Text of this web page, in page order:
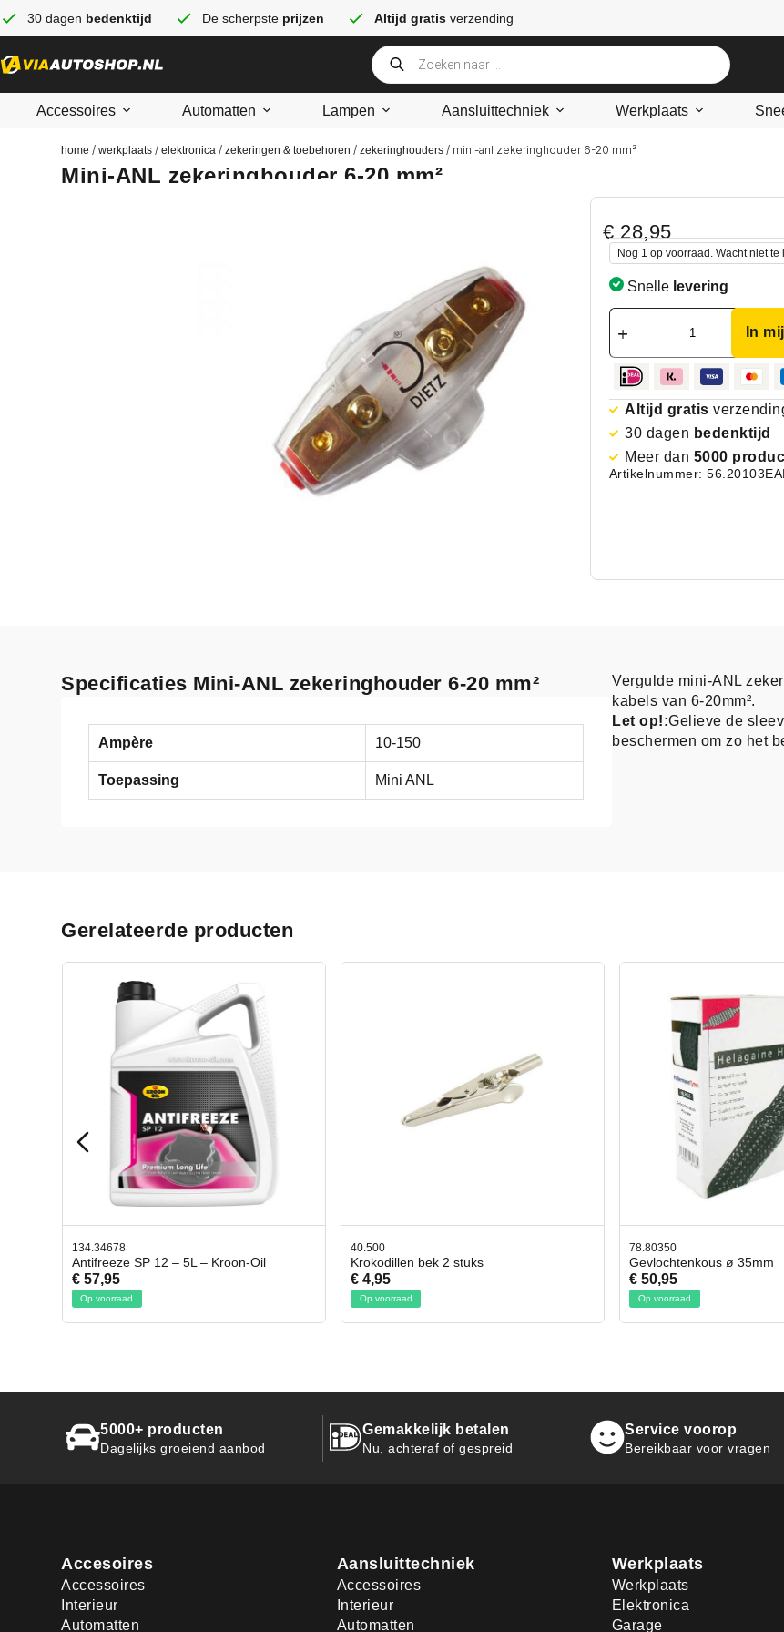
30 dagen bedenktijd De scherpste prijzen Altijd gratis verzending
Accessoires Automatten Lampen Aansluittechniek Werkplaats
home /werkplaats /elektronica /zekeringen & toebehoren /zekeringhouders / mini-anl zekeringhouder 6-20 mm²
Mini-ANL zekeringhouder 6-20 mm²
€28,95
Nog 1 op voorraad. Wacht niet te
Snelle levering
In
Altijd gratis
30 dagen bedenktijd
Meer dan 5000
Artikelnummer: 56.20103
Specificaties Mini-ANL zekeringhouder 6-20 mm²
Ampère 10-150
Toepassing Mini ANL
Vergulde mini-ANL
kabels van 6-20mm².
Let op!:Gelieve de
beschermen om zo het
Gerelateerde producten
Krokodillen bek 2 stuks Gevlochtenkous ø 35mm Bit- en
5000+ producten
Dagelijks groeiend aanbod
Gemakkelijk betalen
Nu, achteraf of gespreid
Service voorop
Bereikbaar voor vragen
Accesoires
Accessoires
Interieur
Automatten
Aansluittechniek
Accessoires
Interieur
Automatten
Werkplaats
Werkplaats
Elektronica
Garage